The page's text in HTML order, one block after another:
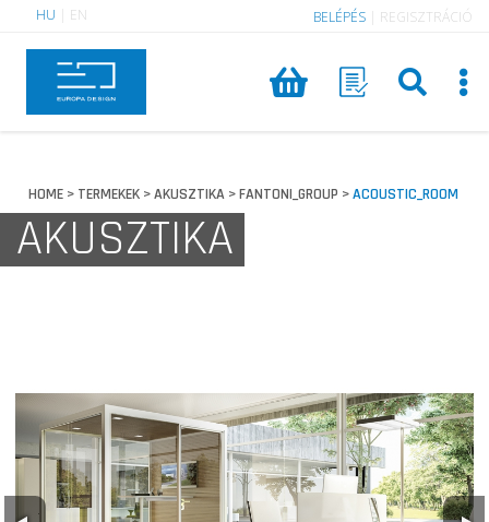
HU EN BELÉPÉS REGISZTRÁCIÓ
HOME > TERMEKEK >AKUSZTIKA >FANTONI_GROUP >ACOUSTIC_ROOM
AKUSZTIKA